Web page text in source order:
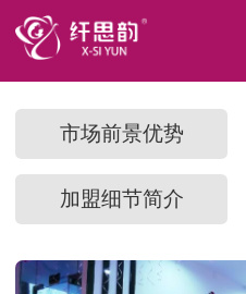
市场前景优势
加盟细节简介